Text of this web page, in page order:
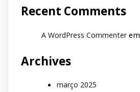
Recent Comments
A WordPress Commenterem
Archives
março 2025